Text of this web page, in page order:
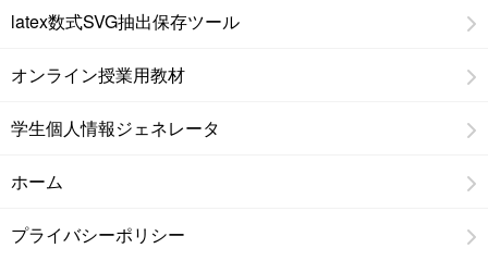
latex数式SVG抽出保存ツール
オンライン授業用教材
学生個人情報ジェネレータ
ホーム
プライバシーポリシー